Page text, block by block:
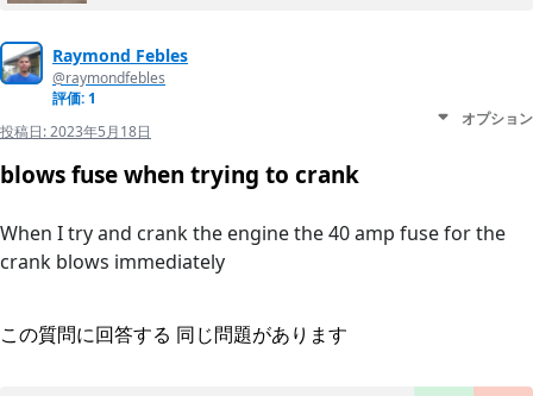
Raymond Febles
@raymondfebles
評価: 1
投稿日:2023年5月18日
オプション
blows fuse when trying to crank
When I try and crank the engine the 40 amp fuse for the
crank blows immediately
この質問に回答する 同じ問題があります